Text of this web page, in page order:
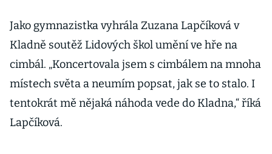
Jako gymnazistka vyhrála Zuzana Lapčíková v
Kladně soutěž Lidových škol umění ve hře na
cimbál. „Koncertovala jsem s cimbálem na mnoha
místech světa a neumím popsat, jak se to stalo. I
tentokrát mě nějaká náhoda vede do Kladna,“ říká
Lapčíková.